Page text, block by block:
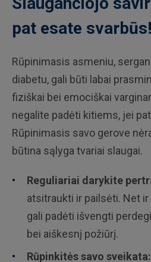
pat esate svarbūs!
Rūpinimasis asmeniu,
diabetu, gali būti labai
fiziškai bei emociškai
negalite padėti kitiems, jei
Rūpinimasis savo gerove
būtina sąlyga tvariai slaugai.
Reguliariai darykite
atsitraukti ir pailsėti. Net
gali padėti išvengti
bei aiškesnį požiūrį.
Rūpinkitės savo sveikata: